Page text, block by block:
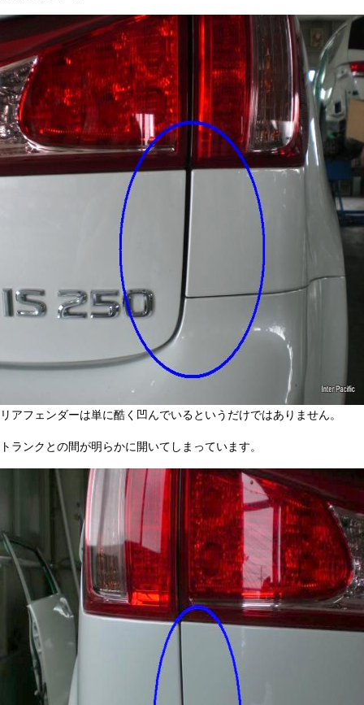
リアフェンダーは単に酷く凹んでいるというだけではありません。
トランクとの間が明らかに開いてしまっています。